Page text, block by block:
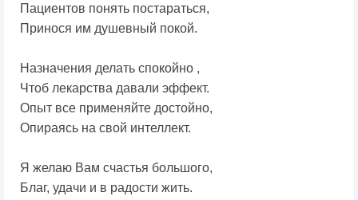
Пациентов понять постараться,
Принося им душевный покой.
Назначения делать спокойно ,
Чтоб лекарства давали эффект.
Опыт все применяйте достойно,
Опираясь на свой интеллект.
Я желаю Вам счастья большого,
Благ, удачи и в радости жить.